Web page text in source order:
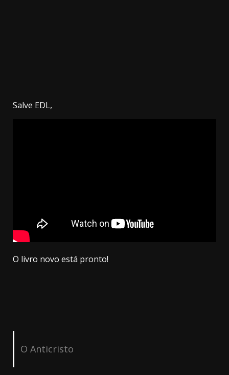
Salve EDL,
O livro novo está pronto!
O Anticristo